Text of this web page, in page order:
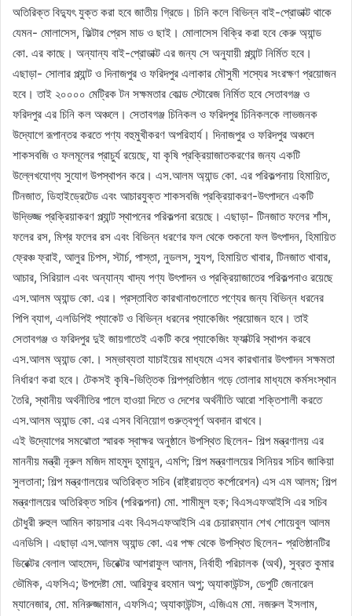
অতিরিক্ত বিদ্যুৎ যুক্ত করা হবে জাতীয় গ্রিডে। চিনি কলে বিভিন্ন বাই-প্রোডাক্ট থাকে
যেমন- মোলাসেস, ফিল্টার প্রেস মাড ও ছাই। মোলাসেস বিক্রি করা হবে কেরু অ্যান্ড
কো. এর কাছে। অন্যান্য বাই-প্রোডাক্ট এর জন্য সে অনুযায়ী প্ল্যান্ট নির্মিত হবে।
এছাড়া- সোলার প্ল্যান্ট ও দিনাজপুর ও ফরিদপুর এলাকার মৌসুমী শস্যের সংরক্ষণ প্রয়োজন
হবে। তাই ২০০০০ মেট্রিক টন সক্ষমতার কোল্ড স্টোরেজ নির্মিত হবে সেতাবগঞ্জ ও
ফরিদপুর এর চিনি কল অঞ্চলে। সেতাবগঞ্জ চিনিকল ও ফরিদপুর চিনিকলকে লাভজনক
উদ্যোগে রূপান্তর করতে পণ্য বহুমুখীকরণ অপরিহার্য। দিনাজপুর ও ফরিদপুর অঞ্চলে
শাকসবজি ও ফলমূলের প্রাচুর্য রয়েছে, যা কৃষি প্রক্রিয়াজাতকরণের জন্য একটি
উল্লেখযোগ্য সুযোগ উপস্থাপন করে। এস.আলম অ্যান্ড কো. এর পরিকল্পনায় হিমায়িত,
টিনজাত, ডিহাইড্রেটেড এবং আচারযুক্ত শাকসবজি প্রক্রিয়াকরণ-উৎপাদনে একটি
উদ্ভিজ্জ প্রক্রিয়াকরণ প্ল্যান্ট স্থাপনের পরিকল্পনা রয়েছে। এছাড়া- টিনজাত ফলের শাঁস,
ফলের রস, মিশ্র ফলের রস এবং বিভিন্ন ধরণের ফল থেকে শুকনো ফল উৎপাদন, হিমায়িত
ফ্রেঞ্চ ফ্রাই, আলুর চিপস, স্টার্চ, পাস্তা, নুডলস, স্যুপ, হিমায়িত খাবার, টিনজাত খাবার,
আচার, সিরিয়াল এবং অন্যান্য খাদ্য পণ্য উৎপাদন ও প্রক্রিয়াজাতের পরিকল্পনাও রয়েছে
এস.আলম অ্যান্ড কো. এর। প্রস্তাবিত কারখানাগুলোতে পণ্যের জন্য বিভিন্ন ধরনের
পিপি ব্যাগ, এলডিপিই প্যাকেট ও বিভিন্ন ধরনের প্যাকেজিং প্রয়োজন হবে। তাই
সেতাবগঞ্জ ও ফরিদপুর দুই জায়গাতেই একটি করে প্যাকেজিং ফ্যাক্টরি স্থাপন করবে
এস.আলম অ্যান্ড কো.। সম্ভাব্যতা যাচাইয়ের মাধ্যমে এসব কারখানার উৎপাদন সক্ষমতা
নির্ধারণ করা হবে। টেকসই কৃষি-ভিত্তিক শিল্পপ্রতিষ্ঠান গড়ে তোলার মাধ্যমে কর্মসংস্থান
তৈরি, স্থানীয় অর্থনীতির পালে হাওয়া দিতে ও দেশের অর্থনীতি আরো শক্তিশালী করতে
এস.আলম অ্যান্ড কো. এর এসব বিনিয়োগ গুরুত্বপূর্ণ অবদান রাখবে।
এই উদ্যোগের সমঝোতা স্মারক স্বাক্ষর অনুষ্ঠানে উপস্থিত ছিলেন- শিল্প মন্ত্রণালয় এর
মাননীয় মন্ত্রী নূরুল মজিদ মাহমুদ হূমায়ুন, এমপি; শিল্প মন্ত্রণালয়ের সিনিয়র সচিব জাকিয়া
সুলতানা; শিল্প মন্ত্রণালয়ের অতিরিক্ত সচিব (রাষ্ট্রায়ত্ত কর্পোরেশন) এস এম আলম; শিল্প
মন্ত্রণালয়ের অতিরিক্ত সচিব (পরিকল্পনা) মো. শামীমুল হক; বিএসএফআইসি এর সচিব
চৌধুরী রুহুল আমিন কায়সার এবং বিএসএফআইসি এর চেয়ারম্যান শেখ শোয়েবুল আলম
এনডিসি। এছাড়া এস.আলম অ্যান্ড কো. এর পক্ষ থেকে উপস্থিত ছিলেন- প্রতিষ্ঠানটির
ডিরেক্টর বেলাল আহমেদ, ডিরেক্টর আশরাফুল আলম, নির্বাহী পরিচালক (অর্থ), সুব্রত কুমার
ভৌমিক, এফসিএ; উপদেষ্টা মো. আরিফুর রহমান অপু; অ্যাকাউন্টস, ডেপুটি জেনারেল
ম্যানেজার, মো. মনিরুজ্জামান, এফসিএ; অ্যাকাউন্টস, এজিএম মো. নজরুল ইসলাম,